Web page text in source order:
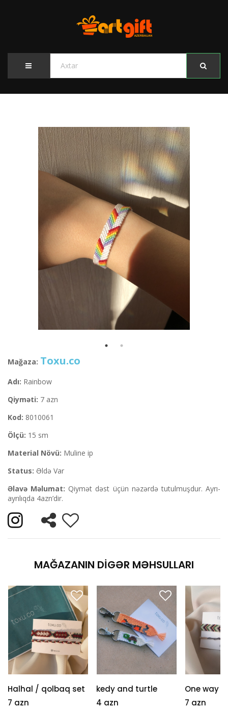
Mağaza: Toxu.co
Adı: Rainbow
Qiyməti: 7 azn
Kod: 8010061
Ölçü: 15 sm
Material Növü: Muline ip
Status: Əldə Var
Əlavə Məlumat: Qiymət dəst üçün nəzərdə tutulmuşdur. Ayrı-
ayrılıqda 4azn’dir.
MAĞAZANIN DIGƏR MƏHSULLARI
Halhal / qolbaq set
7 azn
kedy and turtle
4 azn
One way
7 azn